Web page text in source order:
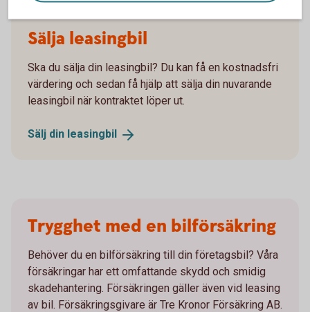
Sälja leasingbil
Ska du sälja din leasingbil? Du kan få en kostnadsfri
värdering och sedan få hjälp att sälja din nuvarande
leasingbil när kontraktet löper ut.
Sälj din leasingbil
Trygghet med en bilförsäkring
Behöver du en bilförsäkring till din företagsbil? Våra
försäkringar har ett omfattande skydd och smidig
skadehantering. Försäkringen gäller även vid leasing
av bil. Försäkringsgivare är Tre Kronor Försäkring AB.